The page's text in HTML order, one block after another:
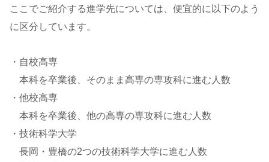
ここでご紹介する進学先については、便宜的に以下のよう
に区分しています。
・自校高専
本科を卒業後、そのまま高専の専攻科に進む人数
・他校高専
本科を卒業後、他の高専の専攻科に進む人数
・技術科学大学
長岡・豊橋の2つの技術科学大学に進む人数